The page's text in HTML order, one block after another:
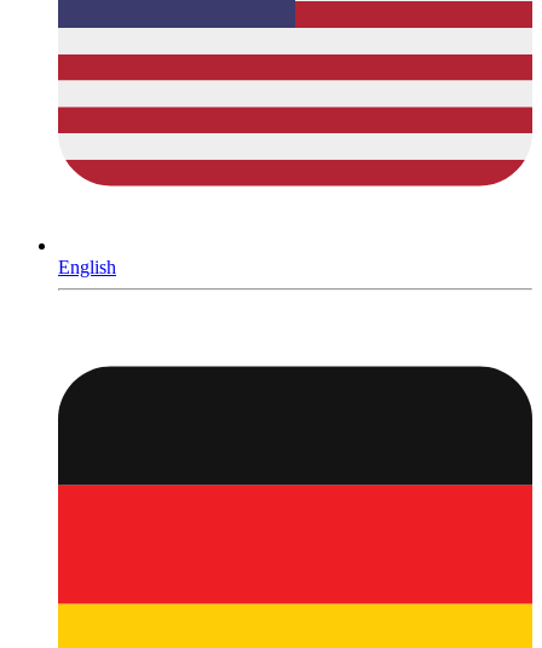
English